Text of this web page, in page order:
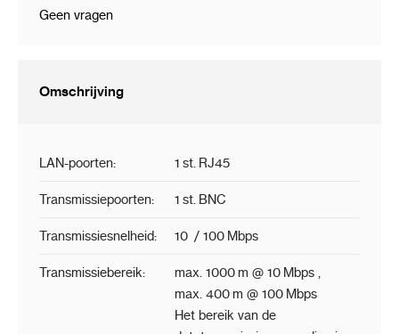
Geen vragen
Omschrijving
LAN-poorten: 1 st. RJ45
Transmissiepoorten: 1 st. BNC
Transmissiesnelheid: 10 / 100 Mbps
Transmissiebereik:
max. 1000 m @ 10 Mbps ,
max. 400 m @ 100 Mbps
Het bereik van de